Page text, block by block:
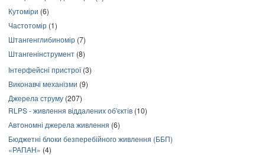
Кутоміри (6)
Частотомір (1)
Штангенглибиномір (7)
Штангенінструмент (8)
Інтерфейсні пристрої(3)
Виконавчі механізми (9)
Джерела струму (207)
RLPS - живлення віддалених об'єктів (10)
Автономні джерела живлення (6)
Бюджетні блоки безперебійного живлення (ББП)
«РАПАН» (4)